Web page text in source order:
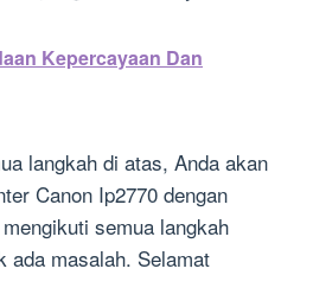
Kepercayaan Dan
langkah di atas, Anda akan
Canon Ip2770 dengan
semua langkah
ada masalah. Selamat